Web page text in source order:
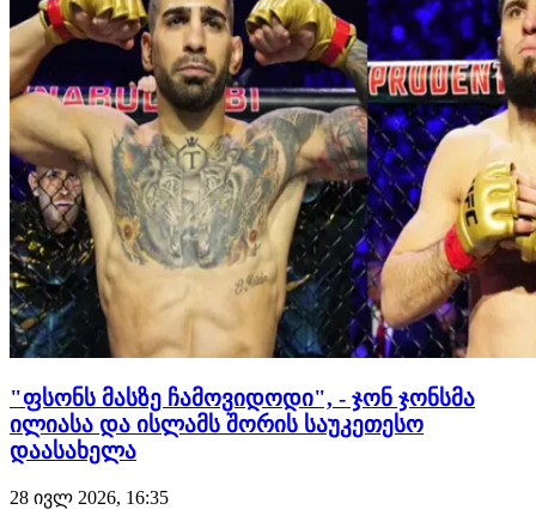
"ფსონს მასზე ჩამოვიდოდი", - ჯონ ჯონსმა
ილიასა და ისლამს შორის საუკეთესო
დაასახელა
28 ივლ 2026, 16:35